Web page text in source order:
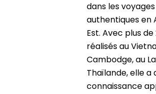
dans les voyages
authentiques en
Est. Avec plus
réalisés au
Cambodge, au
Thaïlande, elle a
connaissance